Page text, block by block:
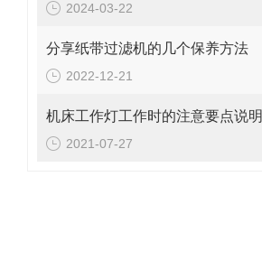
2024-03-22
分享纸带过滤机的几个保养方法
2022-12-21
机床工作灯工作时的注意要点说明
2021-07-27